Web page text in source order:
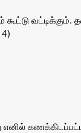
வட்டிக்கும்.
கணக்கிடப்பட்ட